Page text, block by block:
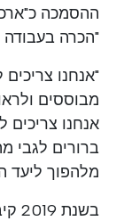
ההסמכה
"הכרה בעבודה
"אנחנו
מבוססים
אנחנו צריכים
ברורים לגבי
מלהפוך ליעד
בשנת 2019 קיבלו האיים האזוריים את הסמכה של